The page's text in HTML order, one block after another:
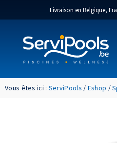
Livraison en Belgique,
Vous êtes ici : ServiPools / Eshop /